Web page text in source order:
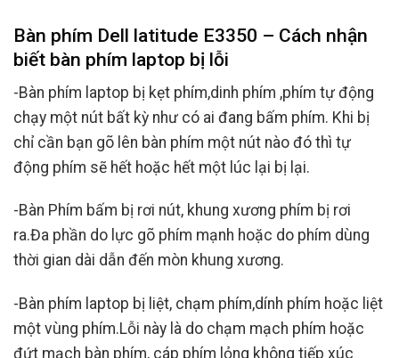
Bàn phím Dell latitude E3350 – Cách nhận
biết bàn phím laptop bị lỗi
-Bàn phím laptop bị kẹt phím,dinh phím ,phím tự động
chạy một nút bất kỳ như có ai đang bấm phím. Khi bị
chỉ cần bạn gõ lên bàn phím một nút nào đó thì tự
động phím sẽ hết hoặc hết một lúc lại bị lại.
-Bàn Phím bấm bị rơi nút, khung xương phím bị rơi
ra.Đa phần do lực gõ phím mạnh hoặc do phím dùng
thời gian dài dẫn đến mòn khung xương.
-Bàn phím laptop bị liệt, chạm phím,dính phím hoặc liệt
một vùng phím.Lỗi này là do chạm mạch phím hoặc
đứt mạch bàn phím, cáp phím lỏng không tiếp xúc